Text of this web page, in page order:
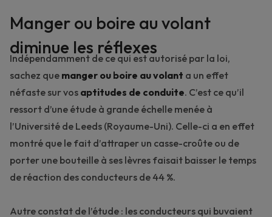
Manger ou boire au volant
diminue les réflexes
Indépendamment de ce qui est autorisé par la loi,
sachez que manger ou boire au volant a un effet
néfaste sur vos aptitudes de conduite. C’est ce qu’il
ressort d’une étude à grande échelle menée à
l’Université de Leeds (Royaume-Uni). Celle-ci a en effet
montré que le fait d’attraper un casse-croûte ou de
porter une bouteille à ses lèvres faisait baisser le temps
de réaction des conducteurs de 44 %.
Autre constat de l’étude : les conducteurs qui buvaient